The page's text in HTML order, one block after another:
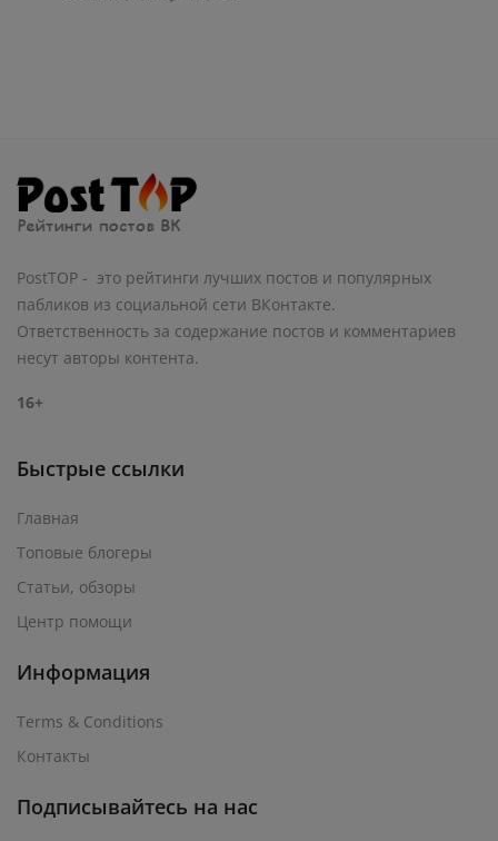
PostTOP - это рейтинги лучших постов и популярных
пабликов из социальной сети ВКонтакте.
Ответственность за содержание постов и комментариев
несут авторы контента.
16+
Быстрые ссылки
Главная
Топовые блогеры
Статьи, обзоры
Центр помощи
Информация
Terms & Conditions
Контакты
Подписывайтесь на нас